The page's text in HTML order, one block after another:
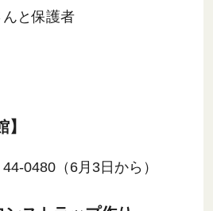
と保護者
0480（6月3日から）